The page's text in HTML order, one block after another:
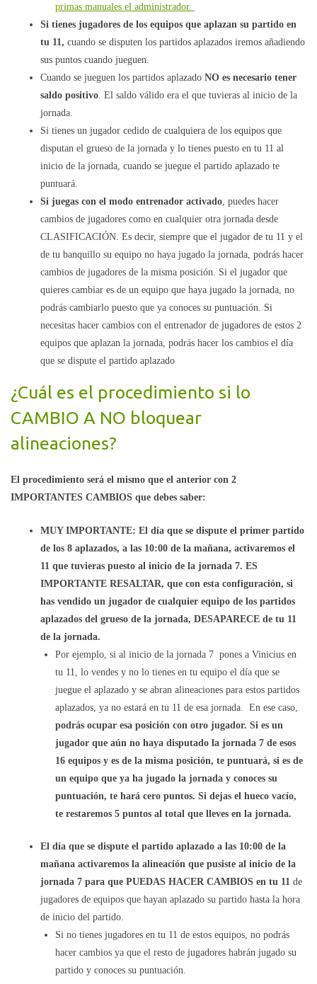
primas manuales el administrador.
Si tienes jugadores de los equipos que aplazan su partido en
tu 11, cuando se disputen los partidos aplazados iremos añadiendo
sus puntos cuando jueguen.
Cuando se jueguen los partidos aplazado NO es necesario tener
saldo positivo . El saldo válido era el que tuvieras al inicio de la
jornada.
Si tienes un jugador cedido de cualquiera de los equipos que
disputan el grueso de la jornada y lo tienes puesto en tu 11 al
inicio de la jornada, cuando se juegue el partido aplazado te
puntuará.
Si juegas con el modo entrenador activado , puedes hacer
cambios de jugadores como en cualquier otra jornada desde
CLASIFICACIÓN. Es decir, siempre que el jugador de tu 11 y el
de tu banquillo su equipo no haya jugado la jornada, podrás hacer
cambios de jugadores de la misma posición. Si el jugador que
quieres cambiar es de un equipo que haya jugado la jornada, no
podrás cambiarlo puesto que ya conoces su puntuación. Si
necesitas hacer cambios con el entrenador de jugadores de estos 2
equipos que aplazan la jornada, podrás hacer los cambios el día
que se dispute el partido aplazado
¿Cuál es el procedimiento si lo
CAMBIO A NO bloquear
alineaciones?
El procedimiento será el mismo que el anterior con 2
IMPORTANTES CAMBIOS que debes saber:
MUY IMPORTANTE: El día que se dispute el primer partido
de los 8 aplazados, a las 10:00 de la mañana, activaremos el
11 que tuvieras puesto al inicio de la jornada 7. ES
IMPORTANTE RESALTAR, que con esta configuración, si
has vendido un jugador de cualquier equipo de los partidos
aplazados del grueso de la jornada, DESAPARECE de tu 11
de la jornada.
Por ejemplo, si al inicio de la jornada 7 pones a Vinicius en
tu 11, lo vendes y no lo tienes en tu equipo el día que se
juegue el aplazado y se abran alineaciones para estos partidos
aplazados, ya no estará en tu 11 de esa jornada. En ese caso,
podrás ocupar esa posición con otro jugador. Si es un
jugador que aún no haya disputado la jornada 7 de esos
16 equipos y es de la misma posición, te puntuará, si es de
un equipo que ya ha jugado la jornada y conoces su
puntuación, te hará cero puntos. Si dejas el hueco vacío,
te restaremos 5 puntos al total que lleves en la jornada.
El día que se dispute el partido aplazado a las 10:00 de la
mañana activaremos la alineación que pusiste al inicio de la
jornada 7 para que PUEDAS HACER CAMBIOS en tu 11 de
jugadores de equipos que hayan aplazado su partido hasta la hora
de inicio del partido.
Si no tienes jugadores en tu 11 de estos equipos, no podrás
hacer cambios ya que el resto de jugadores habrán jugado su
partido y conoces su puntuación.